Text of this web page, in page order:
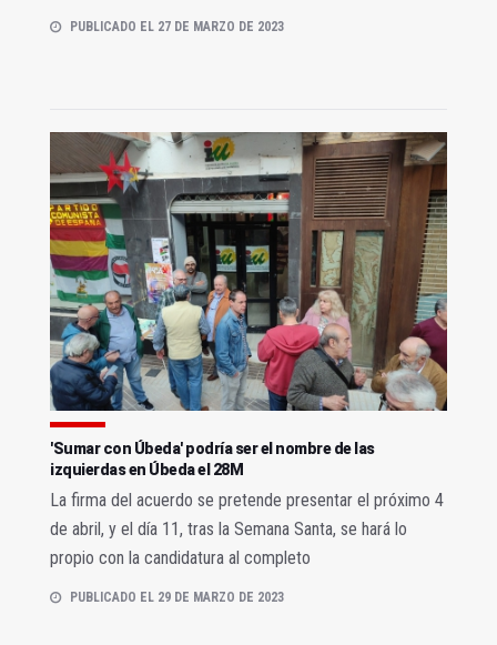
PUBLICADO EL 27 DE MARZO DE 2023
'Sumar con Úbeda' podría ser el nombre de las
izquierdas en Úbeda el 28M
La firma del acuerdo se pretende presentar el próximo 4
de abril, y el día 11, tras la Semana Santa, se hará lo
propio con la candidatura al completo
PUBLICADO EL 29 DE MARZO DE 2023